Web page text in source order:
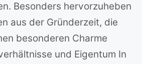
Besonders hervorzuheben
aus der Gründerzeit, die
besonderen Charme
und Eigentum In